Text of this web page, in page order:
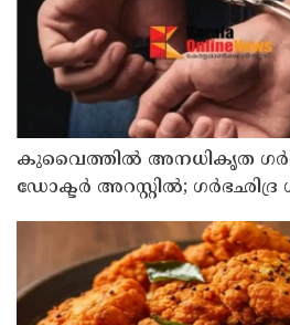
കുവൈത്തില്‍ അനധികൃത
ഡോക്ടര്‍ അറസ്റ്റില്‍;